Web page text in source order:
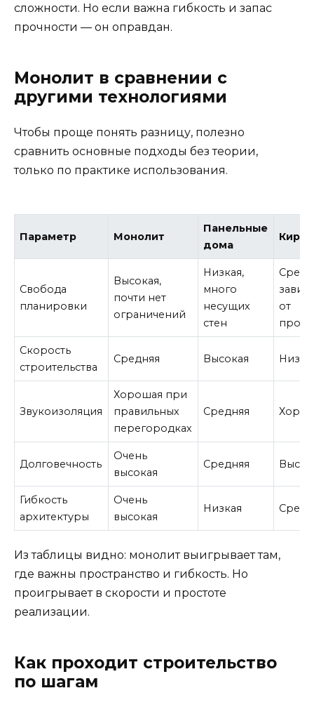
сложности. Но если важна гибкость и запас
прочности — он оправдан.
Монолит в сравнении с
другими технологиями
Чтобы проще понять разницу, полезно
сравнить основные подходы без теории,
только по практике использования.
Параметр Монолит
Панельные
дома
Свобода
планировки
Высокая,
почти нет
ограничений
Низкая,
много
несущих
стен
от
Скорость
строительства
Средняя Высокая
Звукоизоляция
Хорошая при
правильных
перегородках
Средняя
Долговечность
Очень
высокая
Средняя
Гибкость
архитектуры
Очень
высокая
Низкая
Из таблицы видно: монолит выигрывает там,
где важны пространство и гибкость. Но
проигрывает в скорости и простоте
реализации.
Как проходит строительство
по шагам